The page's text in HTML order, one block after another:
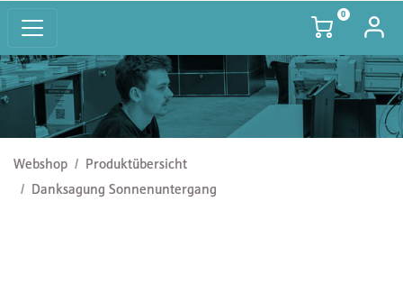
0
Webshop
Produktübersicht
Danksagung Sonnenuntergang
Danksagung Sonnenuntergang